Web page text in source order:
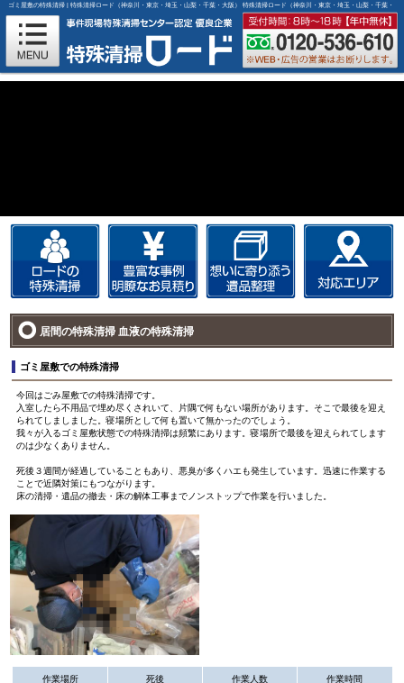
ゴミ屋敷の特殊清掃 | 特殊清掃ロード（神奈川・東京・埼玉・山梨・千葉・大阪） 特殊清掃ロード（神奈川・東京・埼玉・山梨・千葉・
大阪）
居間の特殊清掃 血液の特殊清掃
ゴミ屋敷での特殊清掃
今回はごみ屋敷での特殊清掃です。
入室したら不用品で埋め尽くされいて、片隅で何もない場所があります。そこで最後を迎え
られてしましました。寝場所として何も置いて無かったのでしょう。
我々が入るゴミ屋敷状態での特殊清掃は頻繁にあります。寝場所で最後を迎えられてします
のは少なくありません。
死後３週間が経過していることもあり、悪臭が多くハエも発生しています。迅速に作業する
ことで近隣対策にもつながります。
床の清掃・遺品の撤去・床の解体工事までノンストップで作業を行いました。
作業場所 死後 作業人数 作業時間